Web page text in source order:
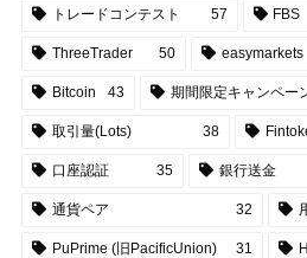
トレードコンテスト 57 FBS
ThreeTrader 50 easymarkets
Bitcoin 43 期間限定キャンペー
取引量(Lots) 38
口座認証 35 銀行送金
通貨ペア 32
PuPrime (旧PacificUnion) 31